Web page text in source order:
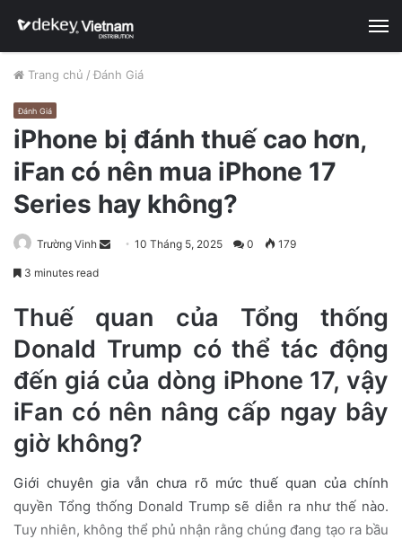
Trang chủ / Đánh Giá
Đánh Giá
iPhone bị đánh thuế cao hơn,
iFan có nên mua iPhone 17
Series hay không?
Trường Vinh
a
e
a
i
10 Tháng 5, 2025 0 179
3 minutes read
Thuế quan của Tổng thống
Donald Trump có thể tác động
đến giá của dòng iPhone 17, vậy
iFan có nên nâng cấp ngay bây
giờ không?
Giới chuyên gia vẫn chưa rõ mức thuế quan của chính
quyền Tổng thống Donald Trump sẽ diễn ra như thế nào.
Tuy nhiên, không thể phủ nhận rằng chúng đang tạo ra bầu